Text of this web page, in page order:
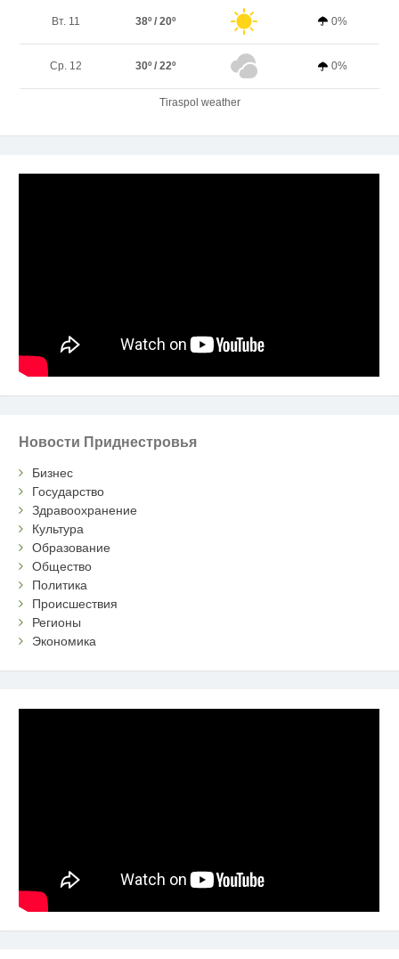
Вт. 11 38º / 20º 0%
Ср. 12 30º / 22º 0%
Tiraspol weather
Новости Приднестровья
Бизнес
Государство
Здравоохранение
Культура
Образование
Общество
Политика
Происшествия
Регионы
Экономика